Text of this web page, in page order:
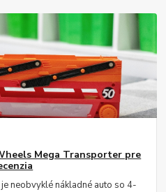
Mega Transporter pre
neobvyklé nákladné auto so 4-